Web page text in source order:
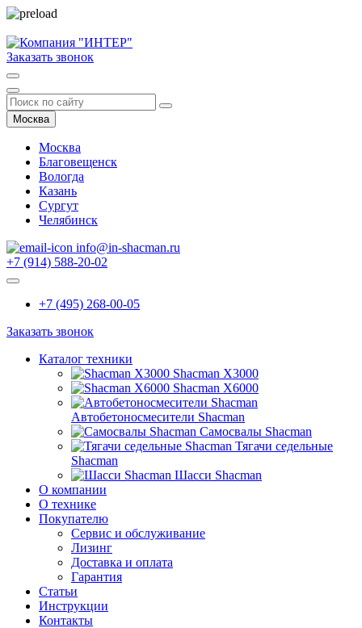
Заказать звонок
Москва
Москва
Благовещенск
Вологда
Казань
Сургут
Челябинск
info@in-shacman.ru
+7 (914) 588-20-02
+7 (495) 268-00-05
Заказать звонок
Каталог техники
Shacman X3000
Shacman X6000
Автобетоносмесители Shacman
Самосвалы Shacman
Тягачи седельные
Shacman
Шасси Shacman
О компании
О технике
Покупателю
Сервис и обслуживание
Лизинг
Доставка и оплата
Гарантия
Статьи
Инструкции
Контакты